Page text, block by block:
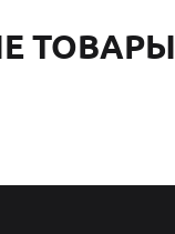
ТОВАРЫ